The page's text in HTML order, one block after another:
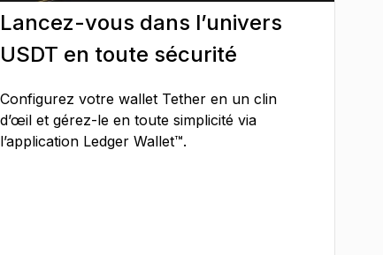
Lancez-vous dans l’univers
USDT en toute sécurité
Configurez votre wallet Tether en un clin
d’œil et gérez-le en toute simplicité via
l’application Ledger Wallet™.